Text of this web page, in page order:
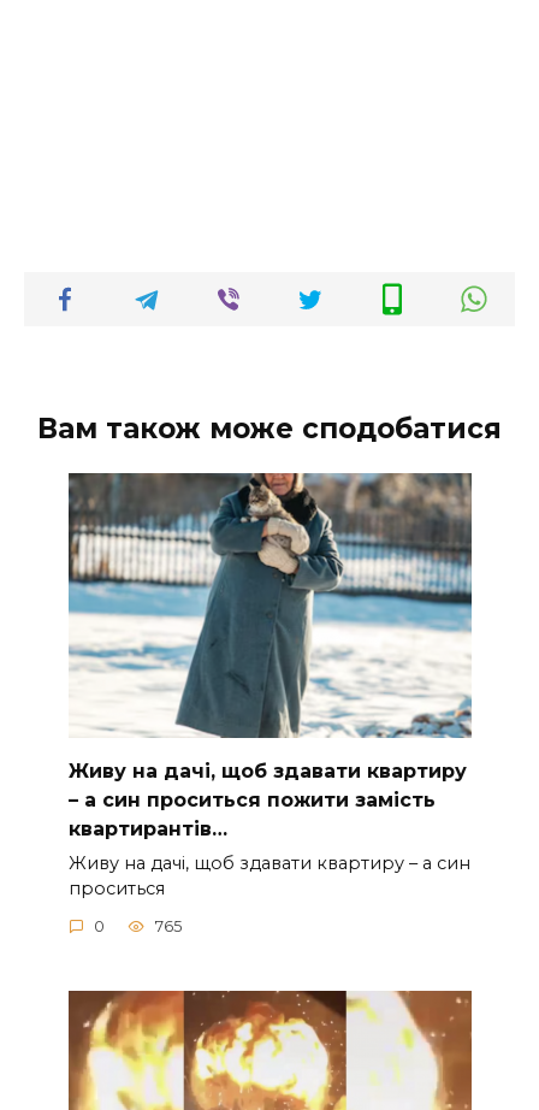
Вам також може сподобатися
Живу на дачі, щоб здавати квартиру
– а син проситься пожити замість
квартирантів…
Живу на дачі, щоб здавати квартиру – а син
проситься
0 765